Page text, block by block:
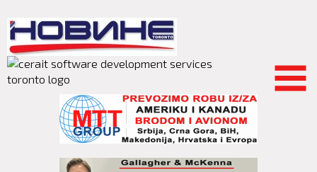
main
content